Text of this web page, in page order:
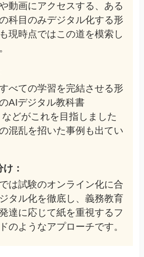
動画にアクセスする、ある
科目のみデジタル化する形
現時点ではこの道を模索し
べての学習を完結させる形
AIデジタル教科書
などがこれを目指しました
混乱を招いた事例も出てい
：
は試験のオンライン化に合
タル化を徹底し、義務教育
達に応じて紙を重視するフ
のようなアプローチです。